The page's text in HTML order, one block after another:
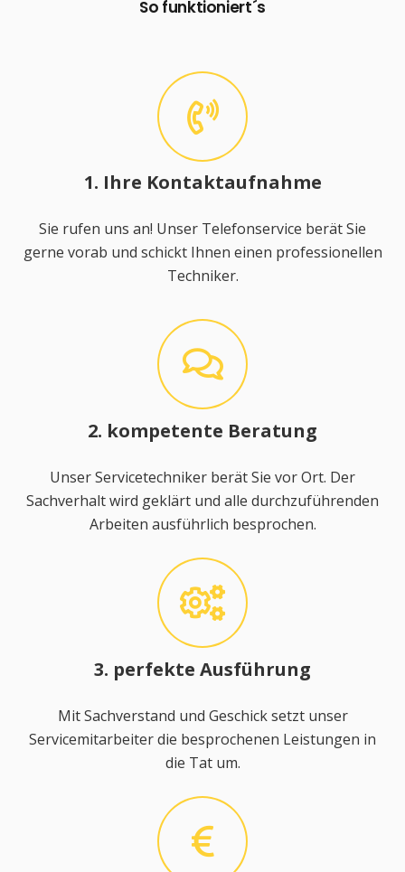
So funktioniert´s
1. Ihre Kontaktaufnahme
Sie rufen uns an! Unser Telefonservice berät Sie
gerne vorab und schickt Ihnen einen professionellen
Techniker.
2. kompetente Beratung
Unser Servicetechniker berät Sie vor Ort. Der
Sachverhalt wird geklärt und alle durchzuführenden
Arbeiten ausführlich besprochen.
3. perfekte Ausführung
Mit Sachverstand und Geschick setzt unser
Servicemitarbeiter die besprochenen Leistungen in
die Tat um.